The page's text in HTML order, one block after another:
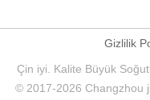
Gizlilik
Çin iyi. Kalite Büyük
© 2017-2026 Changzhou